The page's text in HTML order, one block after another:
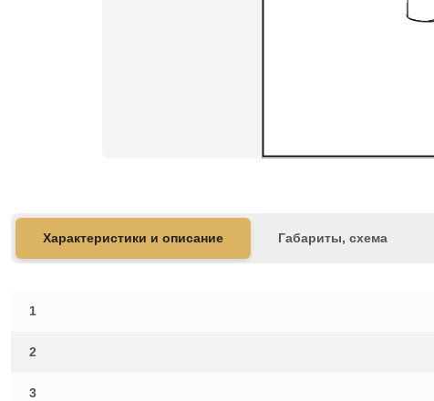
Характеристики и описание Габариты, схема
1
2
3